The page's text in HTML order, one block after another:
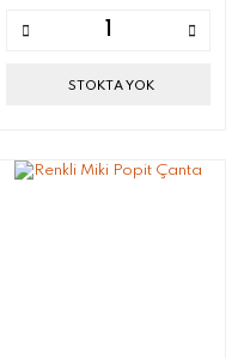
STOKTA YOK